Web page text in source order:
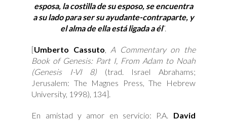
esposa, la costilla de su esposo, se encuentra
a su lado para ser su ayudante-contraparte, y
el alma de ella está ligada a él”.
[Umberto Cassuto
A Commentary on the
Book of Genesis: Part I, From Adam to Noah
(Genesis I-VI 8) (trad. Israel Abrahams;
Jerusalem: The Magnes Press, The Hebrew
University, 1998), 134].
En amistad y amor en servicio: P.A. David